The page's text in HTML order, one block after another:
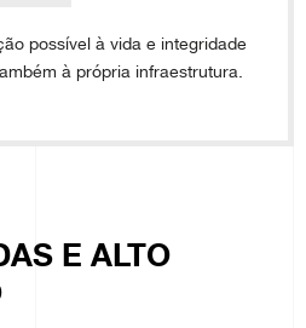
possível à vida e integridade
à própria infraestrutura.
E ALTO